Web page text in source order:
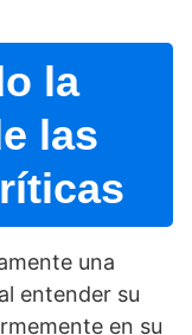
la
las
una
entender su
en su